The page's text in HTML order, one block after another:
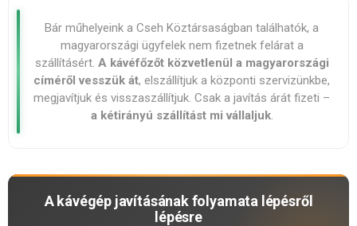
Bár műhelyeink a Cseh Köztársaságban találhatók, a
magyarországi ügyfelek nem fizetnek felárat a
szállításért. A kávéfőzőt közvetlenül a magyarországi
címéről vesszük át, elszállítjuk a központi szervizünkbe,
megjavítjuk és visszaszállítjuk. Csak a javítás árát fizeti –
a kétirányú szállítást mi vállaljuk.
A kávégép javításának folyamata lépésről
lépésre